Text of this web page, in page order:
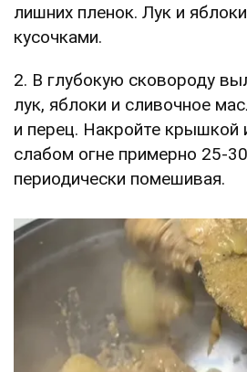
лишних пленок. Лук и
кусочками.
2. В глубокую сковороду
лук, яблоки и сливочное
и перец. Накройте крышкой
слабом огне примерно 25-
периодически помешивая.